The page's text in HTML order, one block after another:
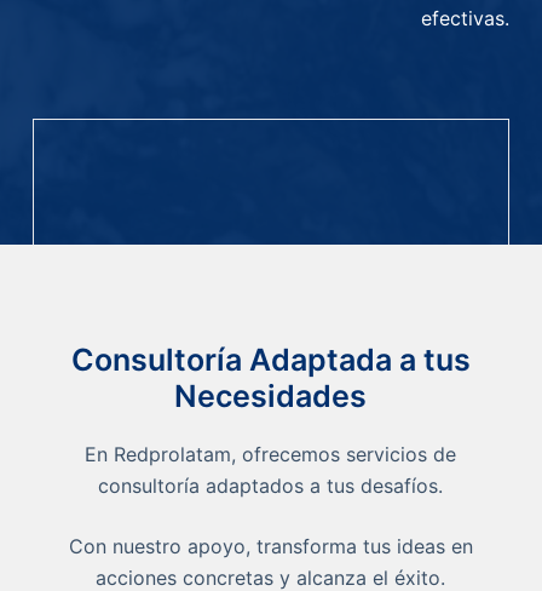
efectivas.
Consultoría Adaptada a tus
Necesidades
En Redprolatam, ofrecemos servicios de
consultoría adaptados a tus desafíos.
Con nuestro apoyo, transforma tus ideas en
acciones concretas y alcanza el éxito.